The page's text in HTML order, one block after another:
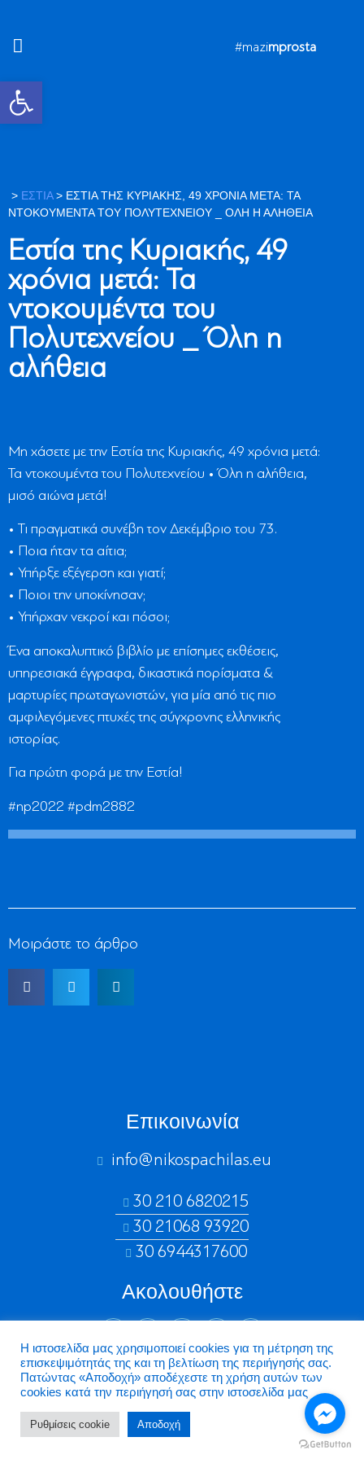
Ανοίξτε τη γραμμή εργαλείων
#mazimprosta
> ΕΣΤΙΑ> ΕΣΤΊΑ ΤΗΣ ΚΥΡΙΑΚΉΣ, 49 ΧΡΌΝΙΑ ΜΕΤΆ: ΤΑ
ΝΤΟΚΟΥΜΈΝΤΑ ΤΟΥ ΠΟΛΥΤΕΧΝΕΊΟΥ _ ΌΛΗ Η ΑΛΉΘΕΙΑ
Εστία της Κυριακής, 49
χρόνια μετά: Τα
ντοκουμέντα του
Πολυτεχνείου _ Όλη η
αλήθεια
Μη χάσετε με την Εστία της Κυριακής, 49 χρόνια μετά:
Τα ντοκουμέντα του Πολυτεχνείου • Όλη η αλήθεια,
μισό αιώνα μετά!
• Τι πραγματικά συνέβη τον Δεκέμβριο του 73.
• Ποια ήταν τα αίτια;
• Υπήρξε εξέγερση και γιατί;
• Ποιοι την υποκίνησαν;
• Υπήρχαν νεκροί και πόσοι;
Ένα αποκαλυπτικό βιβλίο με επίσημες εκθέσεις,
υπηρεσιακά έγγραφα, δικαστικά πορίσματα &
μαρτυρίες πρωταγωνιστών, για μία από τις πιο
αμφιλεγόμενες πτυχές της σύγχρονης ελληνικής
ιστορίας.
Για πρώτη φορά με την Εστία!
#np2022 #pdm2882
Μοιράστε το άρθρο
Επικοινωνία
info@nikospachilas.eu​
Ακολουθήστε
©2026 Nikospachilas.eu - Design by Dstream
30 210 6820215
30 21068 93920
30 6944317600
Η ιστοσελίδα μας χρησιμοποιεί cookies για τη μέτρηση της
επισκεψιμότητάς της και τη βελτίωση της περιήγησής σας.
Πατώντας «Aποδοχή» αποδέχεστε τη χρήση αυτών των
cookies κατά την περιήγησή σας στην ιστοσελίδα μας
Ρυθμίσεις cookie Aποδοχή